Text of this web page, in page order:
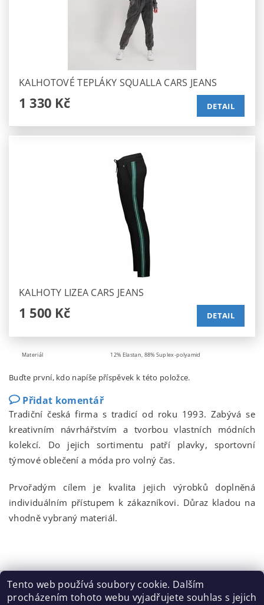
KALHOTOVÉ TEPLÁKY SQUALLA CARS JEANS
1 330 Kč DETAIL
KALHOTY LIZEA CARS JEANS
1 500 Kč DETAIL
Materiál 12% Elastan, 88% Suplex-polyamid
Buďte první, kdo napíše příspěvek k této položce.
Přidat komentář
Tradiční česká firma s tradicí od roku 1993. Zabývá se
kreativním návrhářstvím a tvorbou vlastních módních
kolekcí. Do jejich sortimentu patří plavky, sportovní
týmové oblečení a móda pro volný čas.
Prvořadým cílem je kvalita jejich výrobků doplněná
individuálním přístupem k zákazníkovi. Důraz kladou na
vhodně vybraný materiál.
Tabulka velikostí | Doprava a Platba | Blog |
Tento web používá soubory cookie. Dalším
procházením tohoto webu vyjadřujete souhlas s jejich